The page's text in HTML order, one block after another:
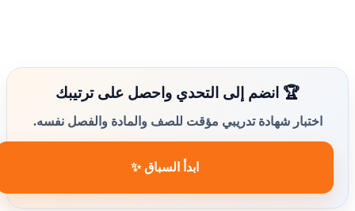
🏆 انضم إلى التحدي واحصل على ترتيبك
اختبار شهادة تدريبي مؤقت للصف والمادة والفصل نفسه.
ابدأ السباق ✨